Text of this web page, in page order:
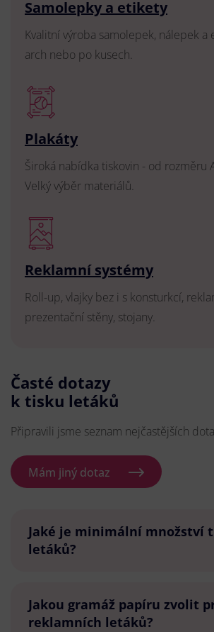
Samolepky a etikety
Kvalitní výroba samolepek, nálepek a
arch nebo po kusech.
Plakáty
Široká nabídka tiskovin - od rozměru
Velký výběr materiálů.
Reklamní systémy
Roll-up, vlajky bez i s konsturkcí,
prezentační stěny, stojany.
Časté dotazy
k tisku letáků
Připravili jsme seznam nejčastějších
Mám jiný dotaz
Jaké je minimální množství
letáků?
Jakou gramáž papíru zvolit
reklamních letáků?